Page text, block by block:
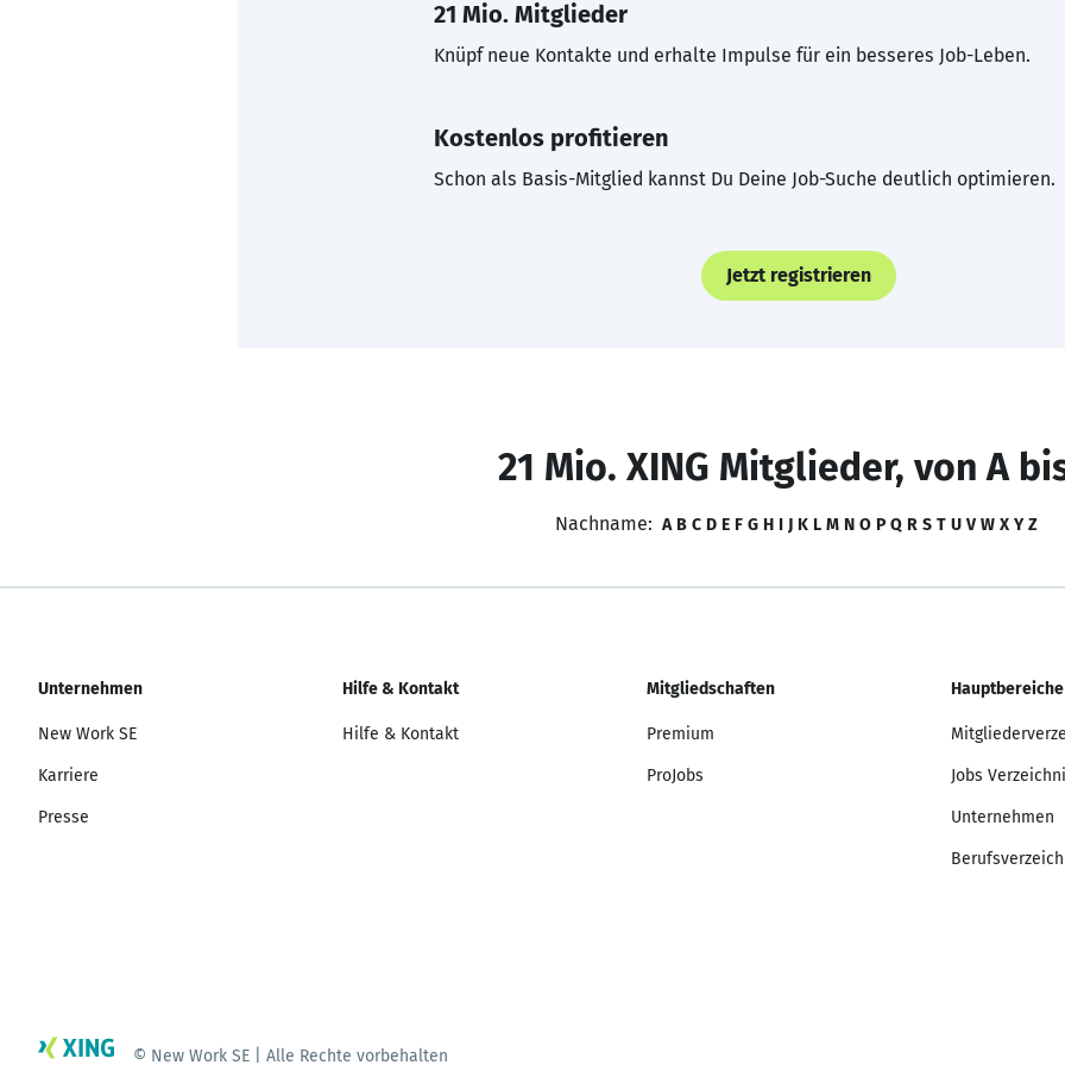
21 Mio. Mitglieder
Knüpf neue Kontakte und erhalte Impulse für ein besseres Job-Leben.
Kostenlos profitieren
Schon als Basis-Mitglied kannst Du Deine Job-Suche deutlich optimieren.
Jetzt registrieren
21 Mio. XING Mitglieder, von A
Nachname: A B C D E F G H I J K L M N O P Q R S T U V W X Y Z
Unternehmen
New Work SE
Karriere
Presse
Hilfe & Kontakt
Hilfe & Kontakt
Mitgliedschaften
Premium
ProJobs
Hauptbereiche
Jobs
Unternehmen
© New Work SE | Alle Rechte vorbehalten